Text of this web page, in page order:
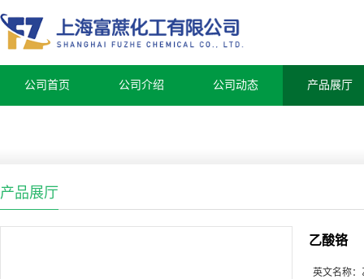
公司首页 公司介绍 公司动态 产品展厅
产品展厅
乙酸铬
英文名称：